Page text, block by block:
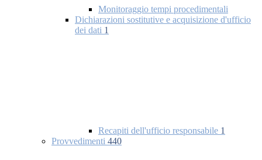
Monitoraggio tempi procedimentali
Dichiarazioni sostitutive e acquisizione d'ufficio
dei dati 1
Recapiti dell'ufficio responsabile 1
Provvedimenti 440